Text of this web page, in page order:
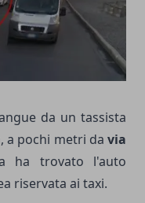
da un tassista
a pochi metri da via
ha trovato l'auto
riservata ai taxi.